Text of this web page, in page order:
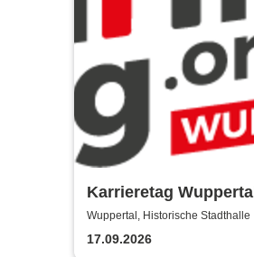
Karrieretag Wuppertal
Wuppertal, Historische Stadthalle
17.09.2026